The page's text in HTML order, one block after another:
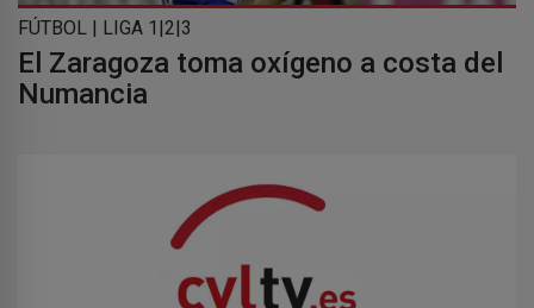
FÚTBOL | LIGA 1|2|3
El Zaragoza toma oxígeno a costa del
Numancia